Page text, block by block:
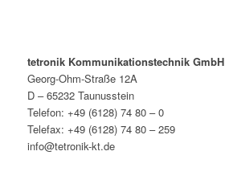
tetronik Kommunikationstechnik GmbH
Georg-Ohm-Straße 12A
D – 65232 Taunusstein
Telefon: +49 (6128) 74 80 – 0
Telefax: +49 (6128) 74 80 – 259
info@tetronik-kt.de